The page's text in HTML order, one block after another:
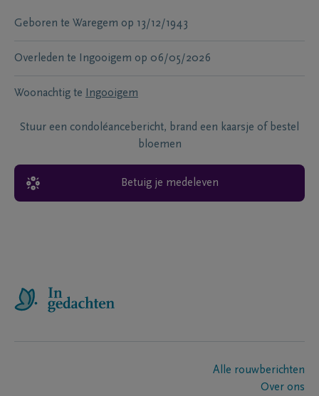
Geboren te Waregem op 13/12/1943
Overleden te Ingooigem op 06/05/2026
Woonachtig te Ingooigem
Stuur een condoléancebericht, brand een kaarsje of bestel
bloemen
Betuig je medeleven
Alle rouwberichten
Over ons